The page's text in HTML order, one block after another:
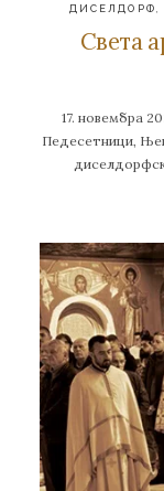
ДИСЕЛДОРФ
Света
17. новембра
Педесетници,